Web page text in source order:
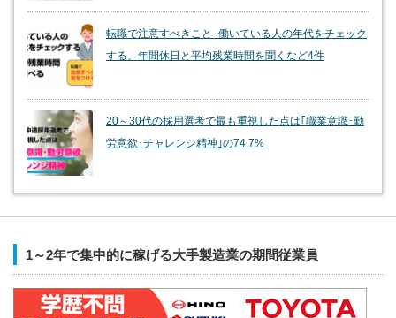
転職で注意すべきこと- 働いている人の年代をチェック
する、年間休日と平均残業時間を聞くなど4件
20～30代の採用選考で最も重視した点は｢職業意識･勤
労意欲･チャレンジ精神｣の74.7%
1～2年で集中的に稼げる大手製造業の期間従業員